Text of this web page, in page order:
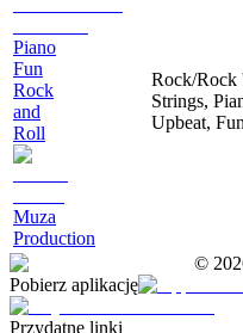
Piano
Fun
Rock
and
Roll
Muza
Production
Rock/Rock
Strings,
Upbeat, Fun
©
Pobierz aplikację
Przydatne linki